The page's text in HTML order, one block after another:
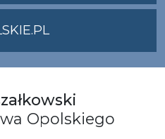
Opolskiego